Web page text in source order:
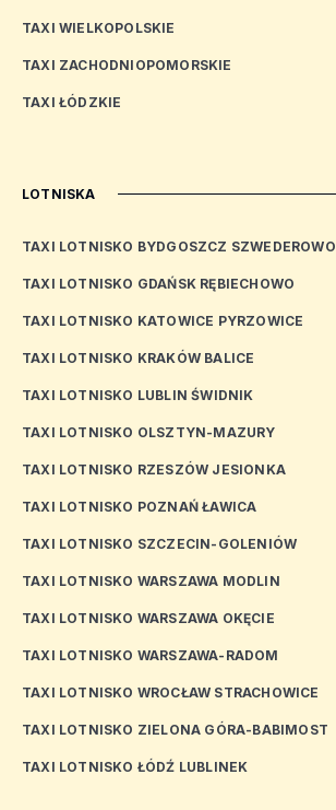
TAXI WIELKOPOLSKIE
TAXI ZACHODNIOPOMORSKIE
TAXI ŁÓDZKIE
LOTNISKA
TAXI LOTNISKO BYDGOSZCZ SZWEDEROWO
TAXI LOTNISKO GDAŃSK RĘBIECHOWO
TAXI LOTNISKO KATOWICE PYRZOWICE
TAXI LOTNISKO KRAKÓW BALICE
TAXI LOTNISKO LUBLIN ŚWIDNIK
TAXI LOTNISKO OLSZTYN-MAZURY
TAXI LOTNISKO RZESZÓW JESIONKA
TAXI LOTNISKO POZNAŃ ŁAWICA
TAXI LOTNISKO SZCZECIN-GOLENIÓW
TAXI LOTNISKO WARSZAWA MODLIN
TAXI LOTNISKO WARSZAWA OKĘCIE
TAXI LOTNISKO WARSZAWA-RADOM
TAXI LOTNISKO WROCŁAW STRACHOWICE
TAXI LOTNISKO ZIELONA GÓRA-BABIMOST
TAXI LOTNISKO ŁÓDŹ LUBLINEK